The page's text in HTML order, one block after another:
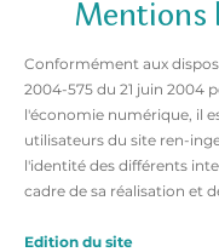
Mentions
Conformément aux
2004-575 du 21 juin 2004
l'économie numérique, il
utilisateurs du site ren-
l'identité des différents
cadre de sa réalisation et
Edition du site